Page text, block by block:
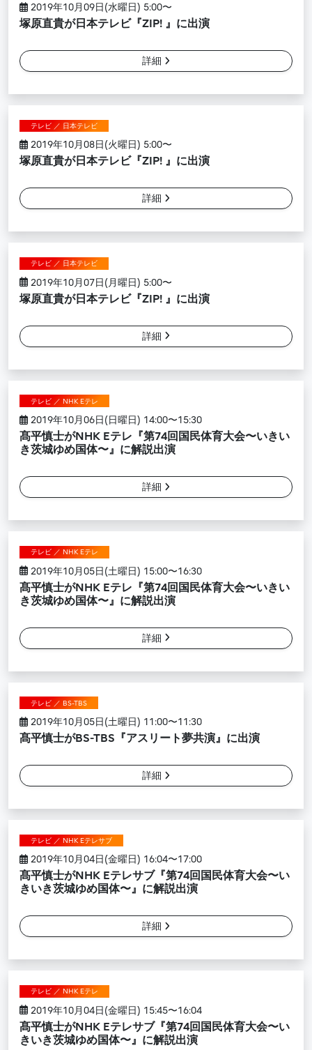
2019年10月09日(水曜日) 5:00〜
塚原直貴が日本テレビ『ZIP! 』に出演
詳細
テレビ ／ 日本テレビ
2019年10月08日(火曜日) 5:00〜
塚原直貴が日本テレビ『ZIP! 』に出演
詳細
テレビ ／ 日本テレビ
2019年10月07日(月曜日) 5:00〜
塚原直貴が日本テレビ『ZIP! 』に出演
詳細
テレビ ／ NHK Eテレ
2019年10月06日(日曜日) 14:00〜15:30
髙平慎士がNHK Eテレ『第74回国民体育大会〜いきい
き茨城ゆめ国体〜』に解説出演
詳細
テレビ ／ NHK Eテレ
2019年10月05日(土曜日) 15:00〜16:30
髙平慎士がNHK Eテレ『第74回国民体育大会〜いきい
き茨城ゆめ国体〜』に解説出演
詳細
テレビ ／ BS-TBS
2019年10月05日(土曜日) 11:00〜11:30
髙平慎士がBS-TBS『アスリート夢共演』に出演
詳細
テレビ ／ NHK Eテレサブ
2019年10月04日(金曜日) 16:04〜17:00
髙平慎士がNHK Eテレサブ『第74回国民体育大会〜い
きいき茨城ゆめ国体〜』に解説出演
詳細
テレビ ／ NHK Eテレ
2019年10月04日(金曜日) 15:45〜16:04
髙平慎士がNHK Eテレサブ『第74回国民体育大会〜い
きいき茨城ゆめ国体〜』に解説出演